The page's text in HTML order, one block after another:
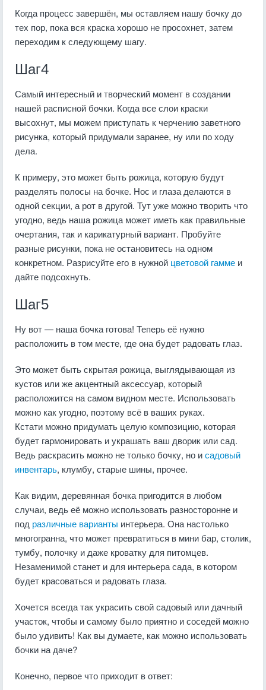
Когда процесс завершён, мы оставляем нашу бочку до
тех пор, пока вся краска хорошо не просохнет, затем
переходим к следующему шагу.
Шаг4
Самый интересный и творческий момент в создании
нашей расписной бочки. Когда все слои краски
высохнут, мы можем приступать к черчению заветного
рисунка, который придумали заранее, ну или по ходу
дела.
К примеру, это может быть рожица, которую будут
разделять полосы на бочке. Нос и глаза делаются в
одной секции, а рот в другой. Тут уже можно творить что
угодно, ведь наша рожица может иметь как правильные
очертания, так и карикатурный вариант. Пробуйте
разные рисунки, пока не остановитесь на одном
конкретном. Разрисуйте его в нужной цветовой гамме и
дайте подсохнуть.
Шаг5
Ну вот — наша бочка готова! Теперь её нужно
расположить в том месте, где она будет радовать глаз.
Это может быть скрытая рожица, выглядывающая из
кустов или же акцентный аксессуар, который
расположится на самом видном месте. Использовать
можно как угодно, поэтому всё в ваших руках.
Кстати можно придумать целую композицию, которая
будет гармонировать и украшать ваш дворик или сад.
Ведь раскрасить можно не только бочку, но исадовый
инвентарь, клумбу, старые шины, прочее.
Как видим, деревянная бочка пригодится в любом
случаи, ведь её можно использовать разносторонне и
под различные варианты интерьера. Она настолько
многогранна, что может превратиться в мини бар, столик,
тумбу, полочку и даже кроватку для питомцев.
Незаменимой станет и для интерьера сада, в котором
будет красоваться и радовать глаза.
Хочется всегда так украсить свой садовый или дачный
участок, чтобы и самому было приятно и соседей можно
было удивить! Как вы думаете, как можно использовать
бочки на даче?
Конечно, первое что приходит в ответ: